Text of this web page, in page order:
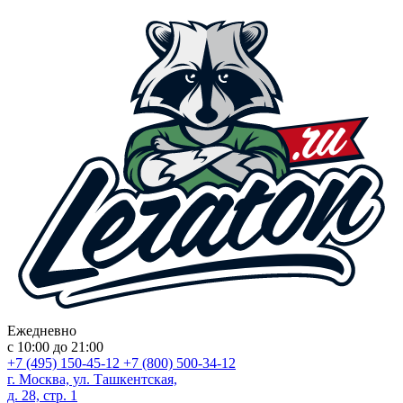
Ежедневно
с 10:00 до 21:00
+7 (495) 150-45-12 +7 (800) 500-34-12
г. Москва, ул. Ташкентская,
д. 28, стр. 1